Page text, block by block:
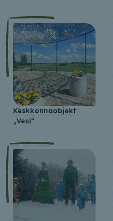
Keskkonnaobjekt
„Vesi“